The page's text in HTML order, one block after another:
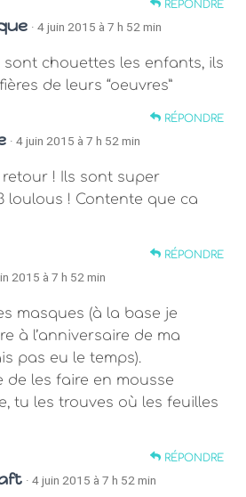
RÉPONDRE
· 4 juin 2015 à 7 h 52 min
sont chouettes les enfants, ils
de leurs “oeuvres”
RÉPONDRE
· 4 juin 2015 à 7 h 52 min
! Ils sont super
loulous ! Contente que ca
RÉPONDRE
2015 à 7 h 52 min
masques (à la base je
à l’anniversaire de ma
pas eu le temps).
de les faire en mousse
tu les trouves où les feuilles
RÉPONDRE
· 4 juin 2015 à 7 h 52 min